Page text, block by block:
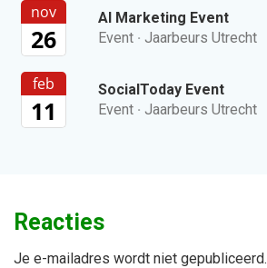
nov
26
AI Marketing Event
Event · Jaarbeurs Utrecht
feb
11
SocialToday Event
Event · Jaarbeurs Utrecht
Reacties
Je e-mailadres wordt niet gepubliceerd.